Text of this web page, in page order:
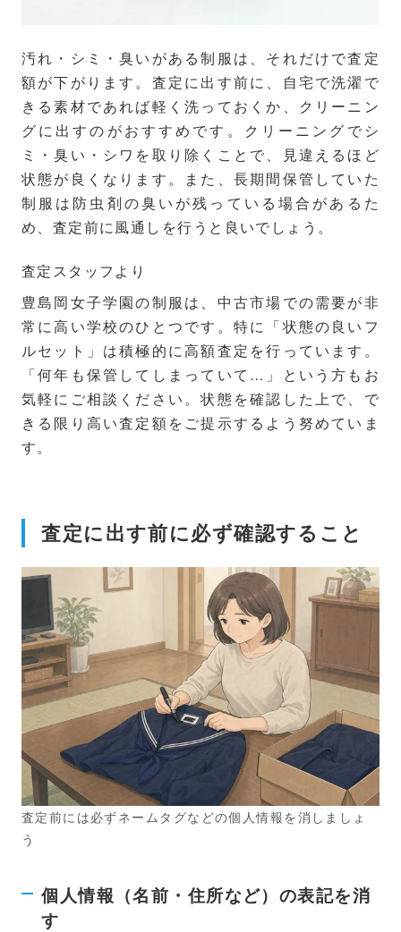
汚れ・シミ・臭いがある制服は、それだけで査定
額が下がります。査定に出す前に、自宅で洗濯で
きる素材であれば軽く洗っておくか、クリーニン
グに出すのがおすすめです。クリーニングでシ
ミ・臭い・シワを取り除くことで、見違えるほど
状態が良くなります。また、長期間保管していた
制服は防虫剤の臭いが残っている場合があるた
め、査定前に風通しを行うと良いでしょう。
査定スタッフより
豊島岡女子学園の制服は、中古市場での需要が非
常に高い学校のひとつです。特に「状態の良いフ
ルセット」は積極的に高額査定を行っています。
「何年も保管してしまっていて…」という方もお
気軽にご相談ください。状態を確認した上で、で
きる限り高い査定額をご提示するよう努めていま
す。
査定に出す前に必ず確認すること
査定前には必ずネームタグなどの個人情報を消しましょ
う
個人情報（名前・住所など）の表記を消
す